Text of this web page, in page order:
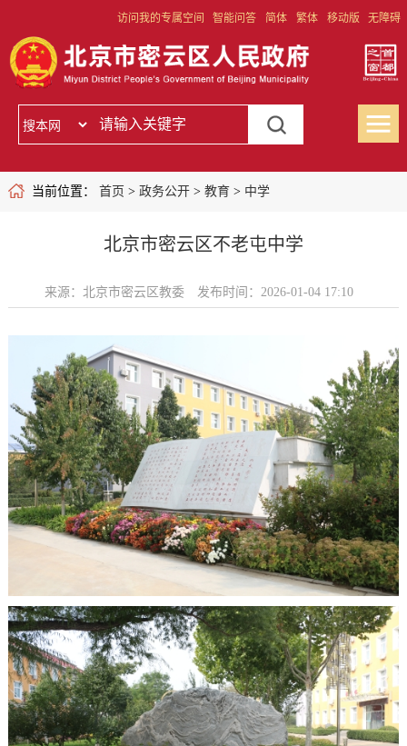
访问我的专属空间 智能问答 简体 繁体 移动版 无障碍
当前位置： 首页 > 政务公开> 教育> 中学
北京市密云区不老屯中学
来源：北京市密云区教委 发布时间：2026-01-04 17:10